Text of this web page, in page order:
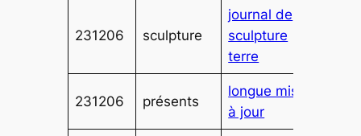
231206 sculpture
journal de
sculpture
terre
231206 présents
longue mise
à jour